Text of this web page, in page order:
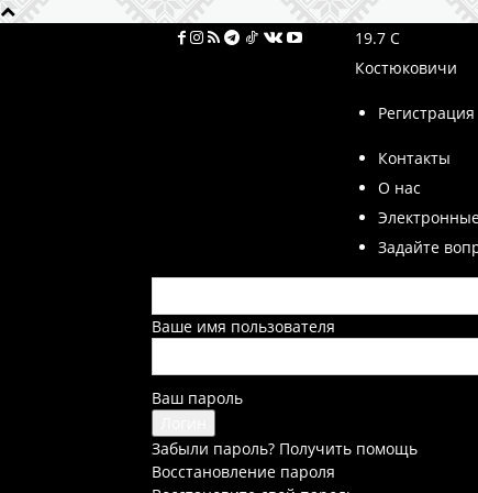
19.7 C
Костюковичи
Регистрация
Контакты
О нас
Задайте
Ваше имя пользователя
Ваш пароль
Забыли пароль? Получить помощь
Восстановление пароля